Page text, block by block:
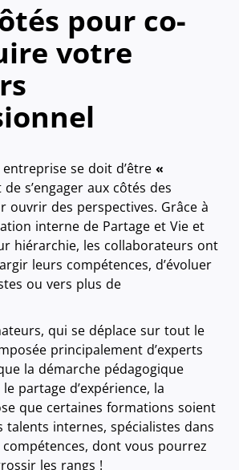
pour co-
votre
se doit d’être «
de s’engager aux côtés des
ouvrir des perspectives. Grâce à
interne de Partage et Vie et
hiérarchie, les collaborateurs ont
leurs compétences, d’évoluer
ou vers plus de
qui se déplace sur tout le
principalement d’experts
la démarche pédagogique
partage d’expérience, la
que certaines formations soient
talents internes, spécialistes dans
dont vous pourrez
les rangs !